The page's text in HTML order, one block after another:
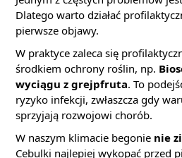
Dlatego warto działać
pierwsze objawy.
W praktyce zaleca się
środkiem ochrony roślin, np.
wyciągu z grejpfruta. To
ryzyko infekcji, zwłaszcza gdy
sprzyjają rozwojowi chorób.
W naszym klimacie begonie nie
Cebulki najlepiej wykopać przed